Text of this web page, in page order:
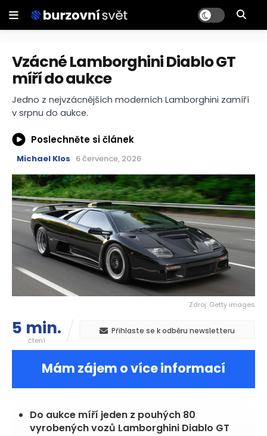
Vzácné Lamborghini Diablo GT
míří do aukce
Jedno z nejvzácnějších moderních Lamborghini zamíří
v srpnu do aukce.
Poslechněte si článek
Michael Klos 6 července, 2026
Zdroj: Getty images
5 min.
čtení
Přihlaste se k odběru newsletteru
Mám zájem o více informací
Do aukce míří jeden z pouhých 80
vyrobených vozů Lamborghini Diablo GT